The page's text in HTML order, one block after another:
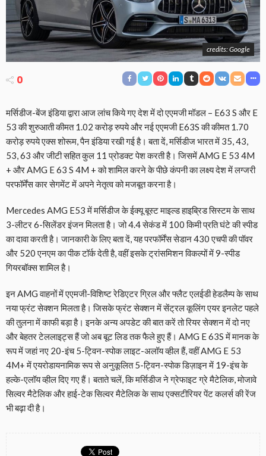
credits: Google
0
मर्सिडीज-बेंज इंडिया द्वारा आज लांच किये गए देश में दो एएमजी मॉडल – E63 S और E
53 की शुरुआती कीमत 1.02 करोड़ रुपये और नई एएमजी E63S की कीमत 1.70
करोड़ रुपये एक्स शोरूम, पैन इंडिया रखी गई है। बता दें, मर्सिडीज भारत में 35, 43,
53, 63 और जीटी सहित कुल 11 प्रोडक्ट पेश करती है। जिसमें AMG E 53 4M
+ और AMG E 63 S 4M + को शामिल करने के पीछे कंपनी का लक्ष्य देश में लग्जरी
परफॉर्मेंस कार सेगमेंट में अपने नेतृत्व को मजबूत करना है।
Mercedes AMG E53 में मर्सिडीज के ईक्यू बूस्ट माइल्ड हाइब्रिड सिस्टम के साथ
3-लीटर 6-सिलेंडर इंजन मिलता है। जो 4.4 सेकंड में 100 किमी प्रति घंटे की स्पीड
का दावा करती है। जानकारी के लिए बता दें, यह परफॉर्मेंस सेडान 430 एचपी की पॉवर
और 520 एनएम का पीक टॉर्क देती है, वहीं इसके ट्रांसमिशन विकल्पों में 9-स्पीड
गियरबॉक्स शामिल है।
इन AMG वाहनों में एएमजी-विशिष्ट रेडिएटर ग्रिल और फ्लैट एलईडी हेडलैम्प के साथ
नया फ्रंट सेक्शन मिलता है। जिसके फ्रंट सेक्शन में सेंट्रल कूलिंग एयर इनलेट पहले
की तुलना में काफी बड़ा है। इनके अन्य अपडेट की बात करें तो रियर सेक्शन में दो नए
और बेहतर टेललाइट्स हैं जो अब बूट लिड तक फैले हुए हैं। AMG E 63S में मानक के
रूप में जहां नए 20-इंच 5-ट्विन-स्पोक लाइट-अलॉय व्हील हैं, वहीं AMG E 53
4M+ में एयरोडायनामिक रूप से अनुकूलित 5-ट्विन-स्पोक डिज़ाइन में 19-इंच के
हल्के-एलॉय व्हील दिए गए हैं। बताते चलें, कि मर्सिडीज ने ग्रेफाइट ग्रे मैटेलिक, मोजावे
सिल्वर मैटेलिक और हाई-टेक सिल्वर मैटेलिक के साथ एक्सटीरियर पेंट कलर्स की रेंज
भी बढ़ा दी है।